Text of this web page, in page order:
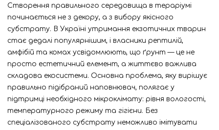
Створення правильного середовища в тераріумі
починається не з декору, а з вибору якісного
субстрату. В Україні утримання екзотичних тварин
стає дедалі популярнішим, і власники рептилій,
амфібій та комах усвідомлюють, що ґрунт — це не
просто естетичний елемент, а життєво важлива
складова екосистеми. Основна проблема, яку вирішує
правильно підібраний наповнювач, полягає у
підтримці необхідного мікроклімату: рівня вологості,
температурного режиму та гігієни. Без
спеціалізованого субстрату неможливо імітувати